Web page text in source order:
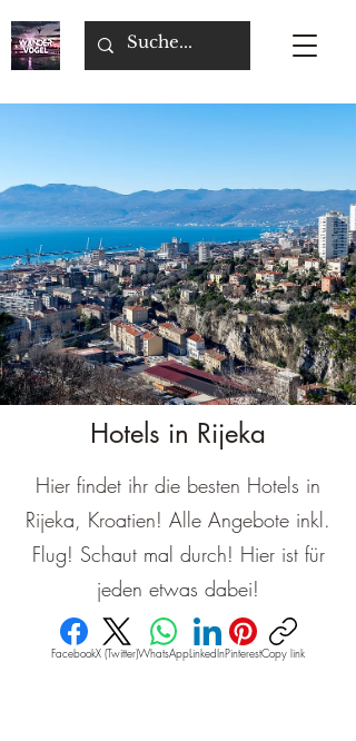
Hotels in Rijeka
Hier findet ihr die besten Hotels in
Rijeka, Kroatien! Alle Angebote inkl.
Flug! Schaut mal durch! Hier ist für
jeden etwas dabei!
FacebookX (Twitter)WhatsAppLinkedInPinterestCopy link